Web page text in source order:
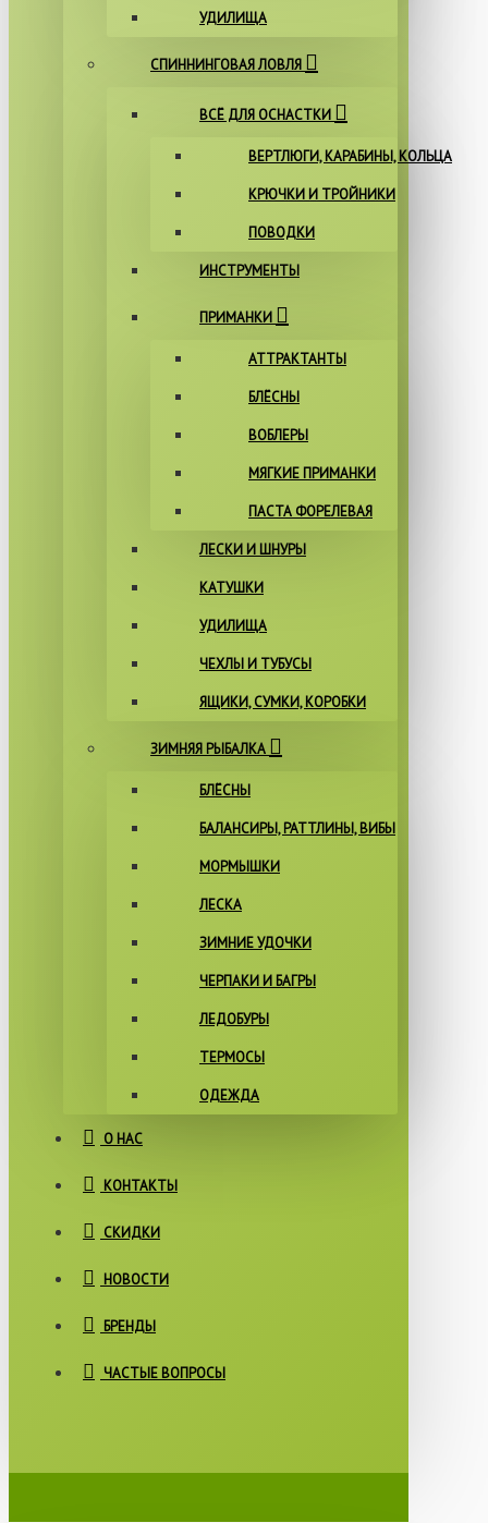
УДИЛИЩА
СПИННИНГОВАЯ ЛОВЛЯ
ВСЁ ДЛЯ ОСНАСТКИ
ВЕРТЛЮГИ, КАРАБИНЫ, КОЛЬЦА
КРЮЧКИ И ТРОЙНИКИ
ПОВОДКИ
ИНСТРУМЕНТЫ
ПРИМАНКИ
АТТРАКТАНТЫ
БЛЁСНЫ
ВОБЛЕРЫ
МЯГКИЕ ПРИМАНКИ
ПАСТА ФОРЕЛЕВАЯ
ЛЕСКИ И ШНУРЫ
КАТУШКИ
УДИЛИЩА
ЧЕХЛЫ И ТУБУСЫ
ЯЩИКИ, СУМКИ, КОРОБКИ
ЗИМНЯЯ РЫБАЛКА
БЛЁСНЫ
БАЛАНСИРЫ, РАТТЛИНЫ, ВИБЫ
МОРМЫШКИ
ЛЕСКА
ЗИМНИЕ УДОЧКИ
ЧЕРПАКИ И БАГРЫ
ЛЕДОБУРЫ
ТЕРМОСЫ
ОДЕЖДА
О НАС
КОНТАКТЫ
СКИДКИ
НОВОСТИ
БРЕНДЫ
ЧАСТЫЕ ВОПРОСЫ